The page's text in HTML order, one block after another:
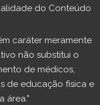
do Conteúdo
caráter meramente
não substitui o
de médicos,
de educação física e
área."